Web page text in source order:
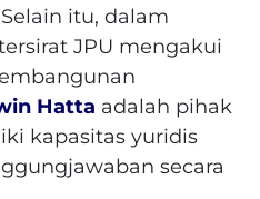
itu, dalam
JPU mengakui
Hatta adalah pihak
kapasitas yuridis
secara